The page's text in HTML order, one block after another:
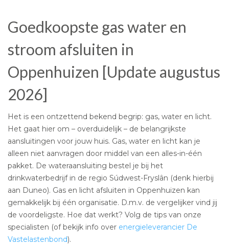
Goedkoopste gas water en
stroom afsluiten in
Oppenhuizen [Update augustus
2026]
Het is een ontzettend bekend begrip: gas, water en licht.
Het gaat hier om – overduidelijk – de belangrijkste
aansluitingen voor jouw huis. Gas, water en licht kan je
alleen niet aanvragen door middel van een alles-in-één
pakket. De wateraansluiting bestel je bij het
drinkwaterbedrijf in de regio Súdwest-Fryslân (denk hierbij
aan Duneo). Gas en licht afsluiten in Oppenhuizen kan
gemakkelijk bij één organisatie. D.m.v. de vergelijker vind jij
de voordeligste. Hoe dat werkt? Volg de tips van onze
specialisten (of bekijk info over energieleverancier De
Vastelastenbond).